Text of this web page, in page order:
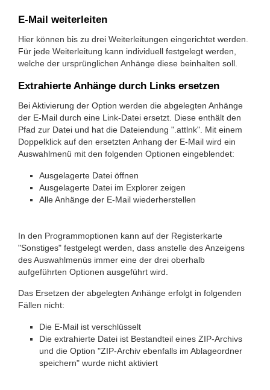
E-Mail weiterleiten
Hier können bis zu drei Weiterleitungen eingerichtet werden.
Für jede Weiterleitung kann individuell festgelegt werden,
welche der ursprünglichen Anhänge diese beinhalten soll.
Extrahierte Anhänge durch Links ersetzen
Bei Aktivierung der Option werden die abgelegten Anhänge
der E-Mail durch eine Link-Datei ersetzt. Diese enthält den
Pfad zur Datei und hat die Dateiendung ".attlnk". Mit einem
Doppelklick auf den ersetzten Anhang der E-Mail wird ein
Auswahlmenü mit den folgenden Optionen eingeblendet:
Ausgelagerte Datei öffnen
Ausgelagerte Datei im Explorer zeigen
Alle Anhänge der E-Mail wiederherstellen
In den Programmoptionen kann auf der Registerkarte
"Sonstiges" festgelegt werden, dass anstelle des Anzeigens
des Auswahlmenüs immer eine der drei oberhalb
aufgeführten Optionen ausgeführt wird.
Das Ersetzen der abgelegten Anhänge erfolgt in folgenden
Fällen nicht:
Die E-Mail ist verschlüsselt
Die extrahierte Datei ist Bestandteil eines ZIP-Archivs
und die Option "ZIP-Archiv ebenfalls im Ablageordner
speichern" wurde nicht aktiviert